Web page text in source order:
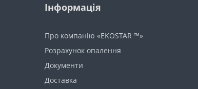
Інформація
Про компанію «EKOSTAR ™»
Розрахунок опалення
Документи
Доставка